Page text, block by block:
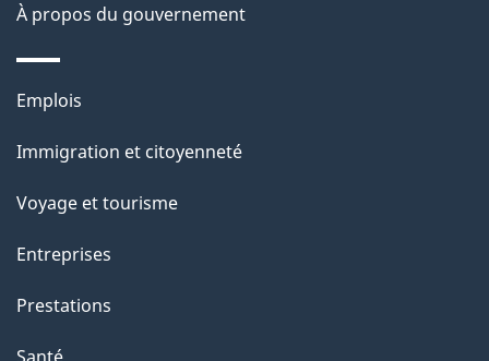
p
a
À propos du gouvernement
Thèmes
sujets
Emplois
Immigration et citoyenneté
Voyage et tourisme
Entreprises
Prestations